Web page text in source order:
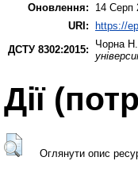
Оновлення:
14 Серп
URI: https://
ДСТУ 8302:2015:
Чорна Н.
Дії
Оглянути опис